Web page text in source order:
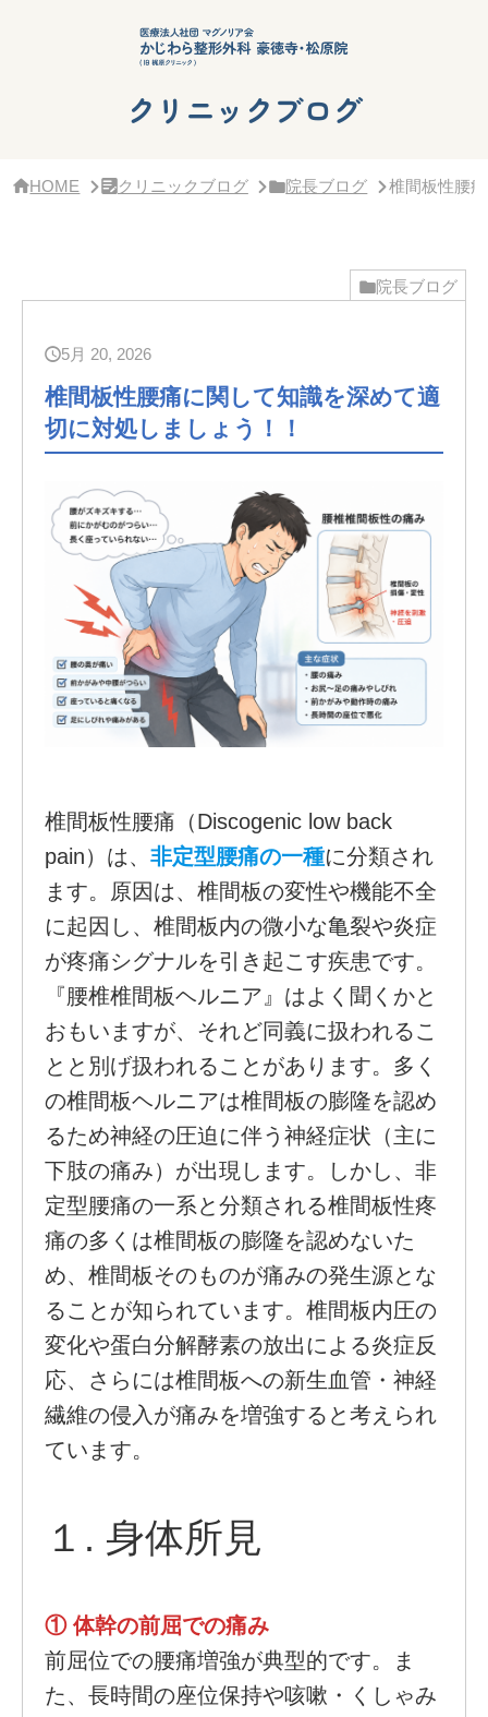
クリニックブログ
HOME クリニックブログ 院長ブログ 椎間板性腰
院長ブログ
5月 20, 2026
椎間板性腰痛に関して知識を深めて適
切に対処しましょう！！
椎間板性腰痛（Discogenic low back
pain）は、 非定型腰痛の一種に分類され
ます。原因は、椎間板の変性や機能不全
に起因し、椎間板内の微小な亀裂や炎症
が疼痛シグナルを引き起こす疾患です。
『腰椎椎間板ヘルニア』はよく聞くかと
おもいますが、それど同義に扱われるこ
とと別げ扱われることがあります。多く
の椎間板ヘルニアは椎間板の膨隆を認め
るため神経の圧迫に伴う神経症状（主に
下肢の痛み）が出現します。しかし、非
定型腰痛の一系と分類される椎間板性疼
痛の多くは椎間板の膨隆を認めないた
め、椎間板そのものが痛みの発生源とな
ることが知られています。椎間板内圧の
変化や蛋白分解酵素の放出による炎症反
応、さらには椎間板への新生血管・神経
繊維の侵入が痛みを増強すると考えられ
ています。
１. 身体所見
① 体幹の前屈での痛み
前屈位での腰痛増強が典型的です。ま
た、長時間の座位保持や咳嗽・くしゃみ